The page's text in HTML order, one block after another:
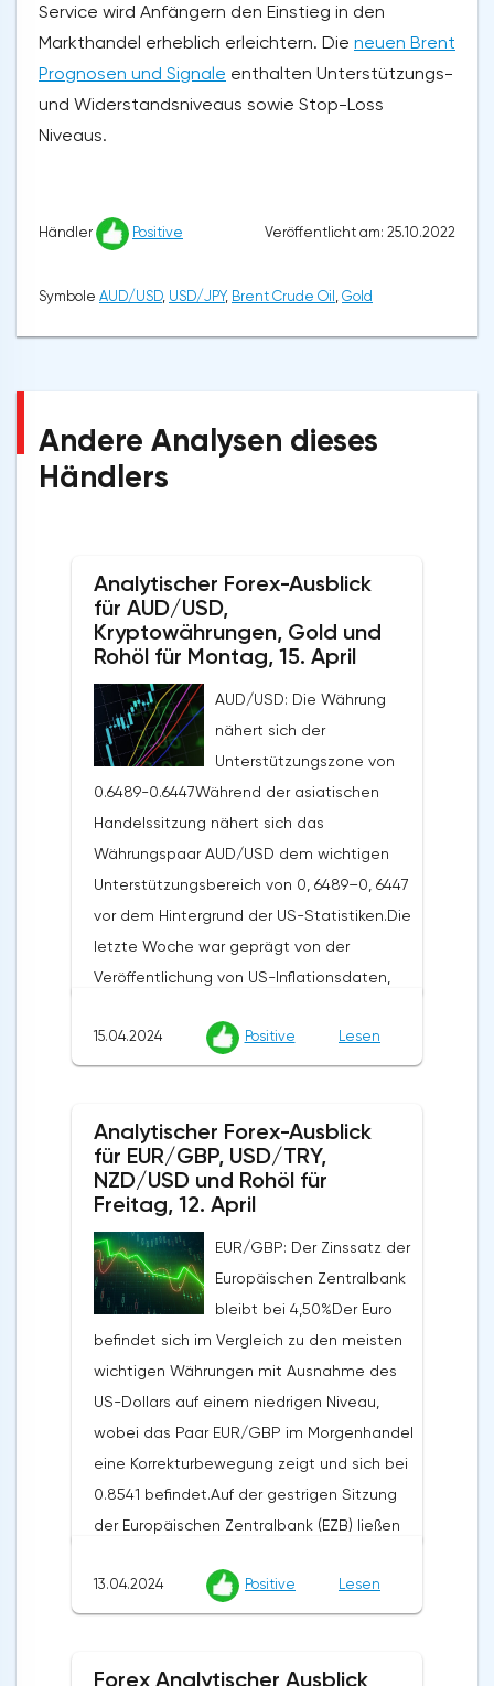
Service wird Anfängern den Einstieg in den
Markthandel erheblich erleichtern. Die neuen Brent
Prognosen und Signale enthalten Unterstützungs-
und Widerstandsniveaus sowie Stop-Loss
Niveaus.
Händler Positive Veröffentlicht am: 25.10.2022
Symbole AUD/USD, USD/JPY, Brent Crude Oil , Gold
Andere Analysen dieses
Händlers
Analytischer Forex-Ausblick
für AUD/USD,
Kryptowährungen, Gold und
Rohöl für Montag, 15. April
AUD/USD: Die Währung
nähert sich der
Unterstützungszone von
0.6489-0.6447Während der asiatischen
Handelssitzung nähert sich das
Währungspaar AUD/USD dem wichtigen
Unterstützungsbereich von 0, 6489–0, 6447
vor dem Hintergrund der US-Statistiken.Die
letzte Woche war geprägt von der
Veröffentlichung von US-Inflationsdaten,
dem Markt beitrugen. Der US-
Verbraucherpreisindex stieg im März
Erwartungen der Analysten von 0,3% und
der jährliche Index lag bei 3,5%, ebenfalls
über den prognostizierten 3,4%. Der
Vorjahr um 2,1% von den vorherigen 1,6%,
obwohl Analysten einen Anstieg auf 2,2%
erwartet hatten, während der monatliche
Index von 0,6% auf 0,2% zurückging und die
Prognosen von 0,3% übertraf. Die zugrunde
liegende Inflationsrate stieg von 2,1% auf
2,4%, während die Prognose bei 2,3% lag.
Diese Daten verstärkten die Zweifel an der
Bereitschaft der Federal Reserve, den
Zinssatz bereits im Juni um 25 Basispunkte
zeigte ebenfalls schwache Ergebnisse: Die
15.04.2024 Positive Lesen
Analytischer Forex-Ausblick
für EUR/GBP, USD/TRY,
NZD/USD und Rohöl für
Freitag, 12. April
EUR/GBP: Der Zinssatz der
Europäischen Zentralbank
bleibt bei 4,50%Der Euro
befindet sich im Vergleich zu den meisten
wichtigen Währungen mit Ausnahme des
US-Dollars auf einem niedrigen Niveau,
wobei das Paar EUR/GBP im Morgenhandel
eine Korrekturbewegung zeigt und sich bei
0.8541 befindet.Auf der gestrigen Sitzung
der Europäischen Zentralbank (EZB) ließen
unverändert (Leitzins 4,50%, Marginsatz
4,75%, Einlagensatz 4,00%) und äußerten
Inflationsdruck nachlässt. Die
13.04.2024 Positive Lesen
Forex Analytischer Ausblick